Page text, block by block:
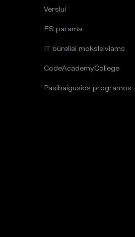
Verslui
ES parama
IT būreliai moksleiviams
CodeAcademyCollege
Pasibaigusios programos